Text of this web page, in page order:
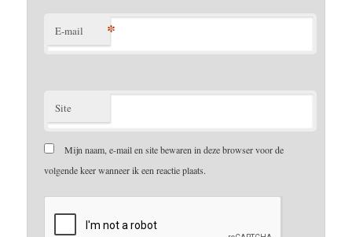
E-mail *
Site
Mijn naam, e-mail en site bewaren in deze browser voor de
volgende keer wanneer ik een reactie plaats.